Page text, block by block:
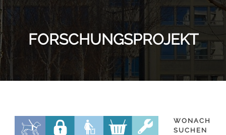
FORSCHUNGSPROJEKT
WONACH
SUCHEN